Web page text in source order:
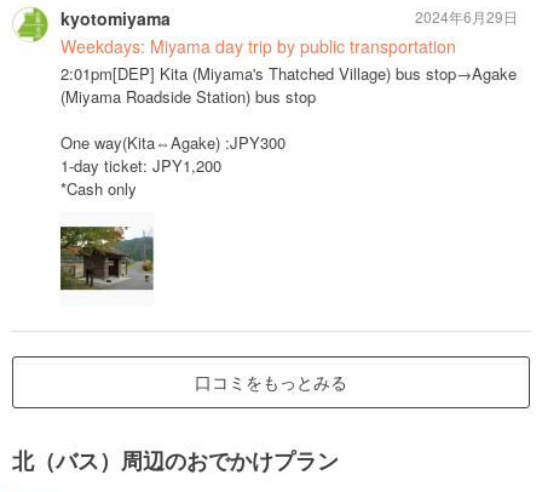
kyotomiyama
Weekdays: Miyama day trip by public transportation
2:01pm[DEP] Kita (Miyama's Thatched Village) bus stop→Agake
(Miyama Roadside Station) bus stop
One way(Kita⇔Agake) :JPY300
1-day ticket: JPY1,200
*Cash only
2024年6月29日
口コミをもっとみる
北（バス）周辺のおでかけプラン